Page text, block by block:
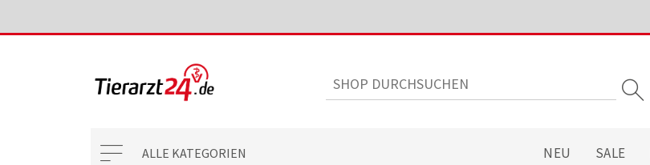
ALLE KATEGORIEN NEU SALE